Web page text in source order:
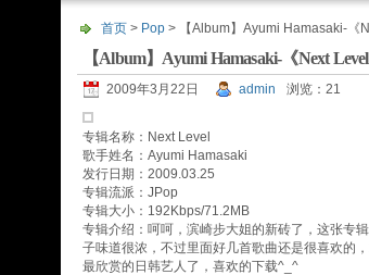
首页 > Pop > 【Album】Ayumi Hamasaki-《
【Album】Ayumi Hamasaki-《Next
2009年3月22日 admin 浏览：21
专辑名称：Next Level
歌手姓名：Ayumi Hamasaki
发行日期：2009.03.25
专辑流派：JPop
专辑大小：192Kbps/71.2MB
专辑介绍：呵呵，滨崎步大姐的新砖了，这张专
子味道很浓，不过里面好几首歌曲还是很喜欢的
最欣赏的日韩艺人了，喜欢的下载^_^